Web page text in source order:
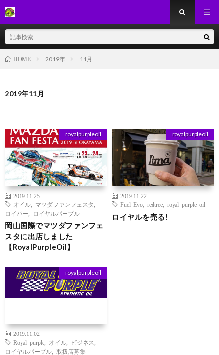
HOME 2019年 11月
2019年11月
royalpurpleoil
2019.11.25
オイル
マツダファンフェスタ
ロイパー
ロイヤルパープル
岡山国際でマツダファンフェ
スタに出店しました
【RoyalPurpleOil】
royalpurpleoil
2019.11.22
Fuel Evo
redtree royal purple oil
ロイヤルを売る!
royalpurpleoil
2019.11.02
Royal purple
オイル ビジネス
ロイヤルパープル
取扱店募集